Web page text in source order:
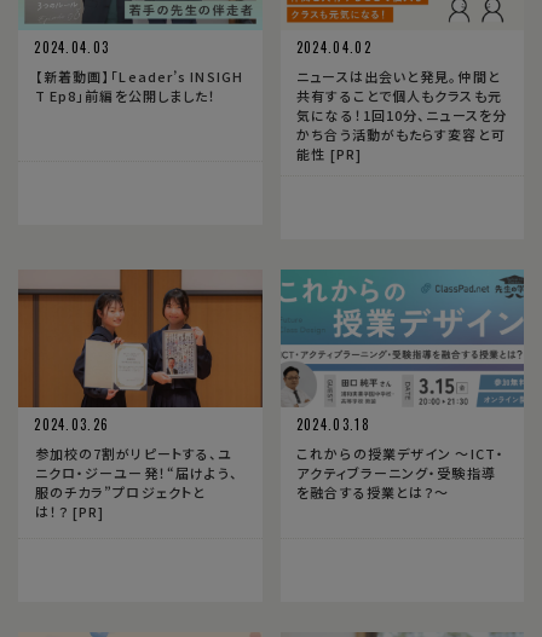
2024.04.03
【新着動画】「Leader’s INSIGH
T Ep8」前編を公開しました！
2024.04.02
ニュースは出会いと発見。仲間と
共有することで個人もクラスも元
気になる！1回10分、ニュースを分
かち合う活動がもたらす変容と可
能性 [PR]
2024.03.26
参加校の7割がリピートする、ユ
ニクロ・ジーユー発！“届けよう、
服のチカラ”プロジェクトと
は！？ [PR]
2024.03.18
これからの授業デザイン 〜ICT・
アクティブラーニング・受験指導
を融合する授業とは？〜